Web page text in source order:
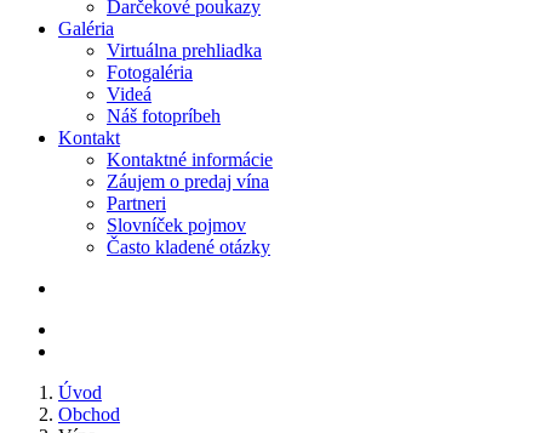
Darčekové poukazy
Galéria
Virtuálna prehliadka
Fotogaléria
Videá
Náš fotopríbeh
Kontakt
Kontaktné informácie
Záujem o predaj vína
Partneri
Slovníček pojmov
Často kladené otázky
Úvod
Obchod